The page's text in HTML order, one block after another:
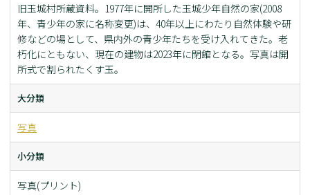
旧玉城村所蔵資料。1977年に開所した玉城少年自然の家(2008
年、青少年の家に名称変更)は、40年以上にわたり自然体験や研
修などの場として、県内外の青少年たちを受け入れてきた。老
朽化にともない、現在の建物は2023年に閉館となる。写真は開
所式で割られたくす玉。
大分類
写真
小分類
写真(プリント)